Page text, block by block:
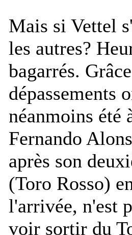
Mais si Vettel
les autres?
bagarrés.
dépassements
néanmoins
Fernando
après son
(Toro Rosso)
l'arrivée, n'est
voir sortir du